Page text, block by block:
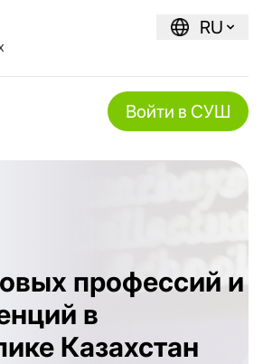
RU
Войти в СУШ
профессий и
в
Казахстан